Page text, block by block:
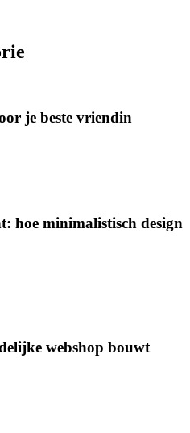
je beste vriendin
hoe minimalistisch design
webshop bouwt